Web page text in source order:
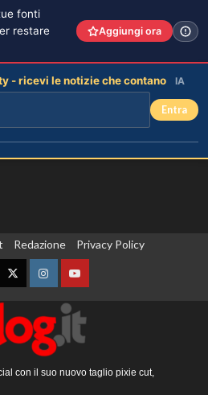
Redazione Privacy Policy
TwitterInstagramYouTube
con il suo nuovo taglio pixie cut,
fonti
restare
Aggiungi ora
- ricevi le notizie che contano IA
Entra